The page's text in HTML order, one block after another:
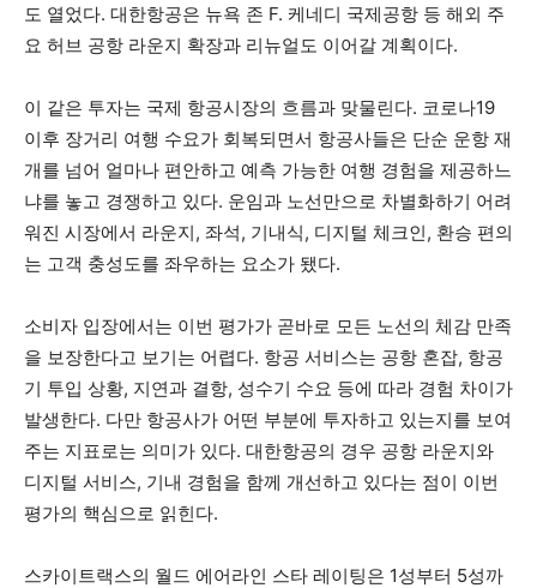
도 열었다. 대한항공은 뉴욕 존 F. 케네디 국제공항 등 해외 주
요 허브 공항 라운지 확장과 리뉴얼도 이어갈 계획이다.
이 같은 투자는 국제 항공시장의 흐름과 맞물린다. 코로나19
이후 장거리 여행 수요가 회복되면서 항공사들은 단순 운항 재
개를 넘어 얼마나 편안하고 예측 가능한 여행 경험을 제공하느
냐를 놓고 경쟁하고 있다. 운임과 노선만으로 차별화하기 어려
워진 시장에서 라운지, 좌석, 기내식, 디지털 체크인, 환승 편의
는 고객 충성도를 좌우하는 요소가 됐다.
소비자 입장에서는 이번 평가가 곧바로 모든 노선의 체감 만족
을 보장한다고 보기는 어렵다. 항공 서비스는 공항 혼잡, 항공
기 투입 상황, 지연과 결항, 성수기 수요 등에 따라 경험 차이가
발생한다. 다만 항공사가 어떤 부분에 투자하고 있는지를 보여
주는 지표로는 의미가 있다. 대한항공의 경우 공항 라운지와
디지털 서비스, 기내 경험을 함께 개선하고 있다는 점이 이번
평가의 핵심으로 읽힌다.
스카이트랙스의 월드 에어라인 스타 레이팅은 1성부터 5성까